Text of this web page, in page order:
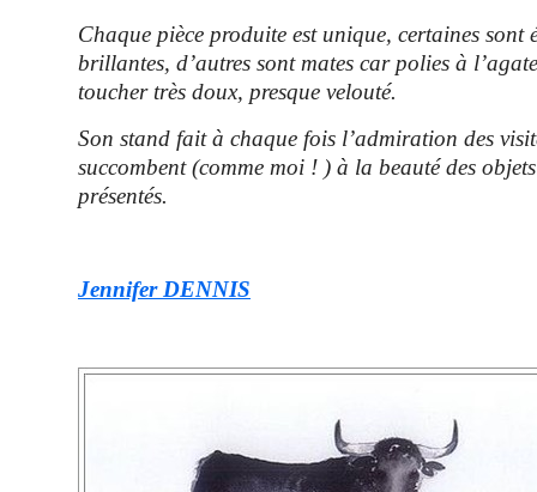
Chaque pièce produite est unique, certaines sont
brillantes, d’autres sont mates car polies à
toucher très doux, presque velouté.
Son stand fait à chaque fois l’admiration des
succombent (comme moi ! ) à la beauté des
présentés.
Jennifer DENNIS